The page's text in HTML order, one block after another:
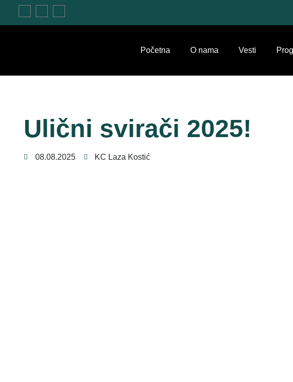
Početna O nama Vesti
Ulični svirači 2025!
08.08.2025 KC Laza Kostić